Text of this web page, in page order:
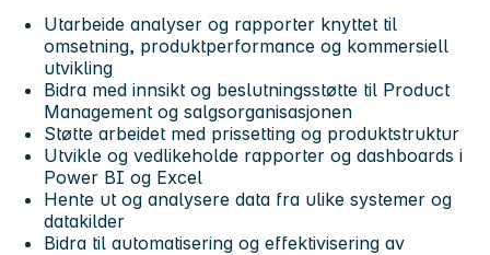
Utarbeide analyser og rapporter knyttet til
omsetning, produktperformance og kommersiell
utvikling
Bidra med innsikt og beslutningsstøtte til Product
Management og salgsorganisasjonen
Støtte arbeidet med prissetting og produktstruktur
Utvikle og vedlikeholde rapporter og dashboards i
Power BI og Excel
Hente ut og analysere data fra ulike systemer og
datakilder
Bidra til automatisering og effektivisering av